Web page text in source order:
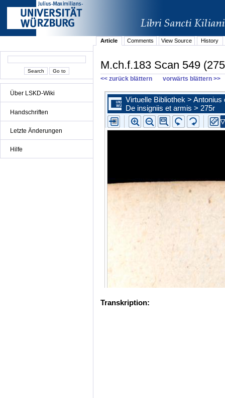
Über LSKD-Wiki
Handschriften
Letzte Änderungen
Hilfe
Article Comments View Source History
M.ch.f.183 Scan 549
<< zurück blättern vorwärts blättern >>
Transkription: